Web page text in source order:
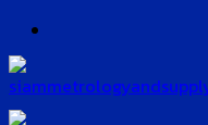
Skip
to
content